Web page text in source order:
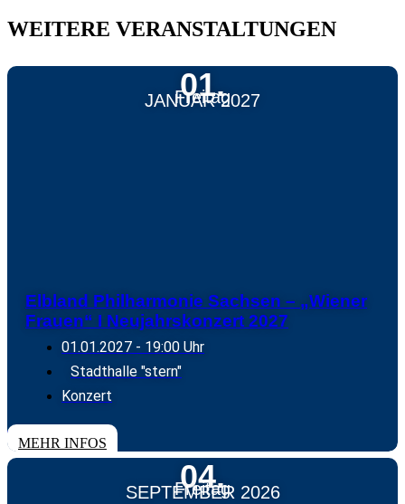
WEITERE VERANSTALTUNGEN
01.
JANUAR 2027
Freitag
Elbland Philharmonie Sachsen – „Wiener
Frauen“ I Neujahrskonzert 2027
01.01.2027 - 19:00 Uhr
Stadthalle "stern"
Konzert
TICKETS
MEHR INFOS
04.
SEPTEMBER 2026
Freitag